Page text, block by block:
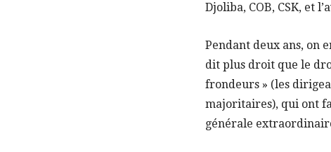
Djoliba, COB, CSK, et
Pendant deux ans, on
dit plus droit que le
frondeurs » (les
majoritaires), qui ont
générale